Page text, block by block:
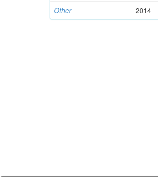
Other
2014